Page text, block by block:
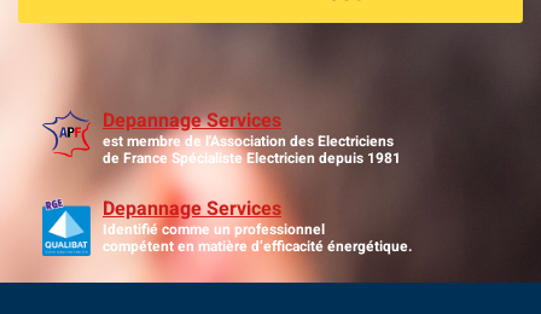
Depannage Services
est membre de l'Association des Electriciens
de France Spécialiste Electricien depuis 1981
Depannage Services
Identifié comme un professionnel
compétent en matière d’efficacité énergétique.